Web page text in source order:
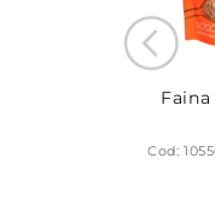
Faina
Cod: